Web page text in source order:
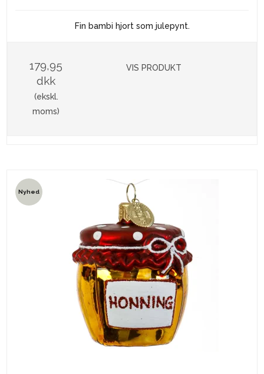
Fin bambi hjort som julepynt.
179,95
dkk
(ekskl.
moms)
VIS PRODUKT
Nyhed